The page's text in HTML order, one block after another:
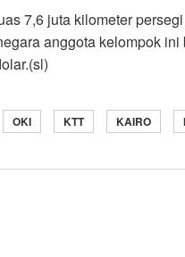
7,6 juta kilometer
anggota kelompok
OKI KTT KAIRO